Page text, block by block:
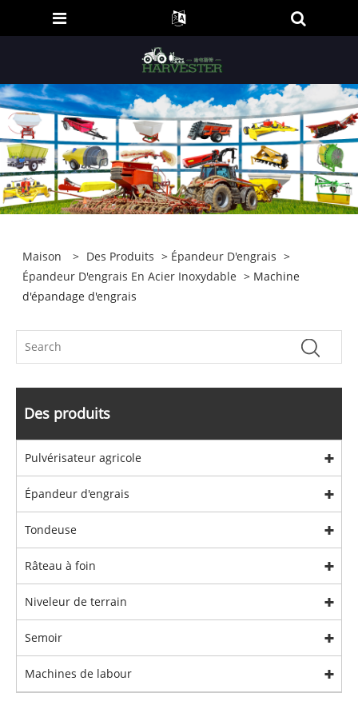
Maison > Des Produits > Épandeur D'engrais >
Épandeur D'engrais En Acier Inoxydable > Machine
d'épandage d'engrais
Des produits
Pulvérisateur agricole
Épandeur d'engrais
Tondeuse
Râteau à foin
Niveleur de terrain
Semoir
Machines de labour